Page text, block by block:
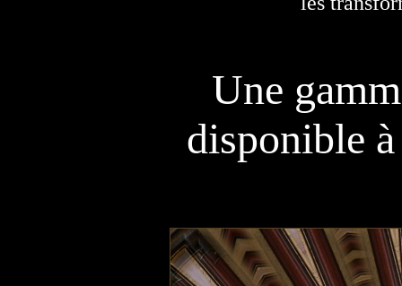
Une
disponible